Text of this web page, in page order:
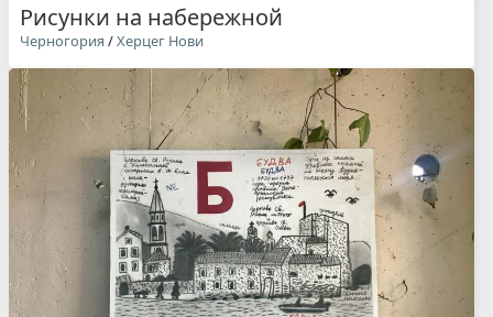
Рисунки на набережной
Черногория /Херцег Нови